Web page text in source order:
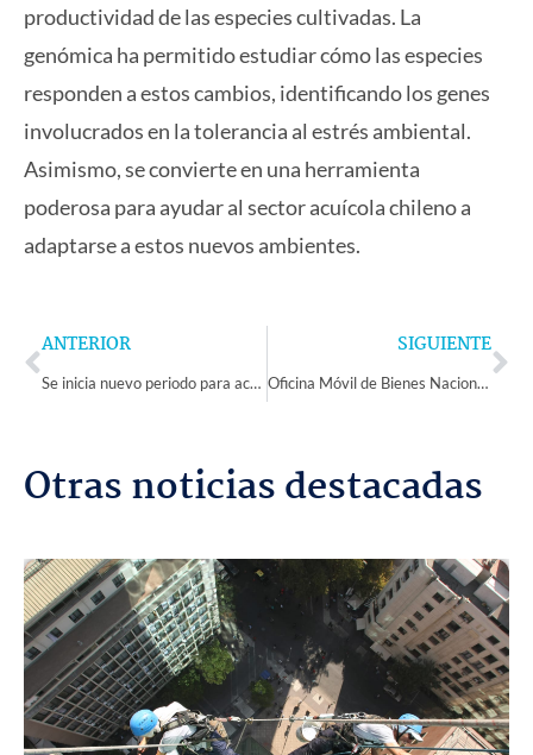
productividad de las especies cultivadas. La
genómica ha permitido estudiar cómo las especies
responden a estos cambios, identificando los genes
involucrados en la tolerancia al estrés ambiental.
Asimismo, se convierte en una herramienta
poderosa para ayudar al sector acuícola chileno a
adaptarse a estos nuevos ambientes.
Prev
ANTERIOR
Se inicia nuevo periodo para actualizar domicilio electoral: desde el 1 de diciembre
SIGUIENTE
Oficina Móvil de Bienes Nacionales visitará Canela y Los Vilos esta semana
Otras noticias destacadas